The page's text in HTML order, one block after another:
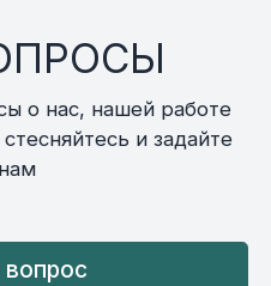
о нас, нашей работе
и задайте